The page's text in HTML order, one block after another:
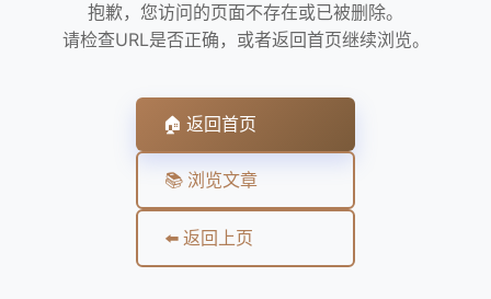
抱歉，您访问的页面不存在或已被删除。
请检查URL是否正确，或者返回首页继续浏览。
🏠 返回首页
📚 浏览文章
⬅️ 返回上页